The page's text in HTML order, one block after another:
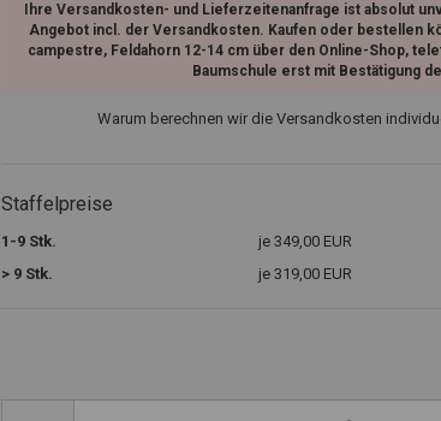
Ihre Versandkosten- und Lieferzeitenanfrage ist absolut
Angebot incl. der Versandkosten. Kaufen oder bestellen
campestre, Feldahorn 12-14 cm über den Online-Shop,
Baumschule erst mit Bestätigung
Warum berechnen wir die Versandkosten
Staffelpreise
1-9 Stk.
je 349,00 EUR
> 9 Stk.
je 319,00 EUR